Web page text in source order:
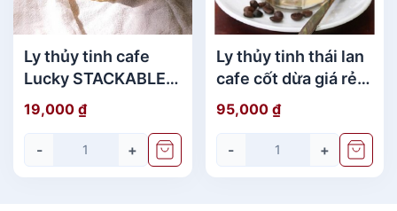
Ly thủy tinh cafe
Lucky STACKABLE
TUMBLER 202ml
chính hãng
19,000 ₫
- +
Ly thủy tinh thái lan
cafe cốt dừa giá rẻ
(306ml)
95,000 ₫
- +